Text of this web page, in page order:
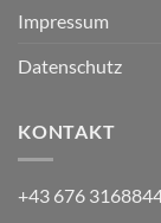
Impressum
Datenschutz
KONTAKT
+43 676